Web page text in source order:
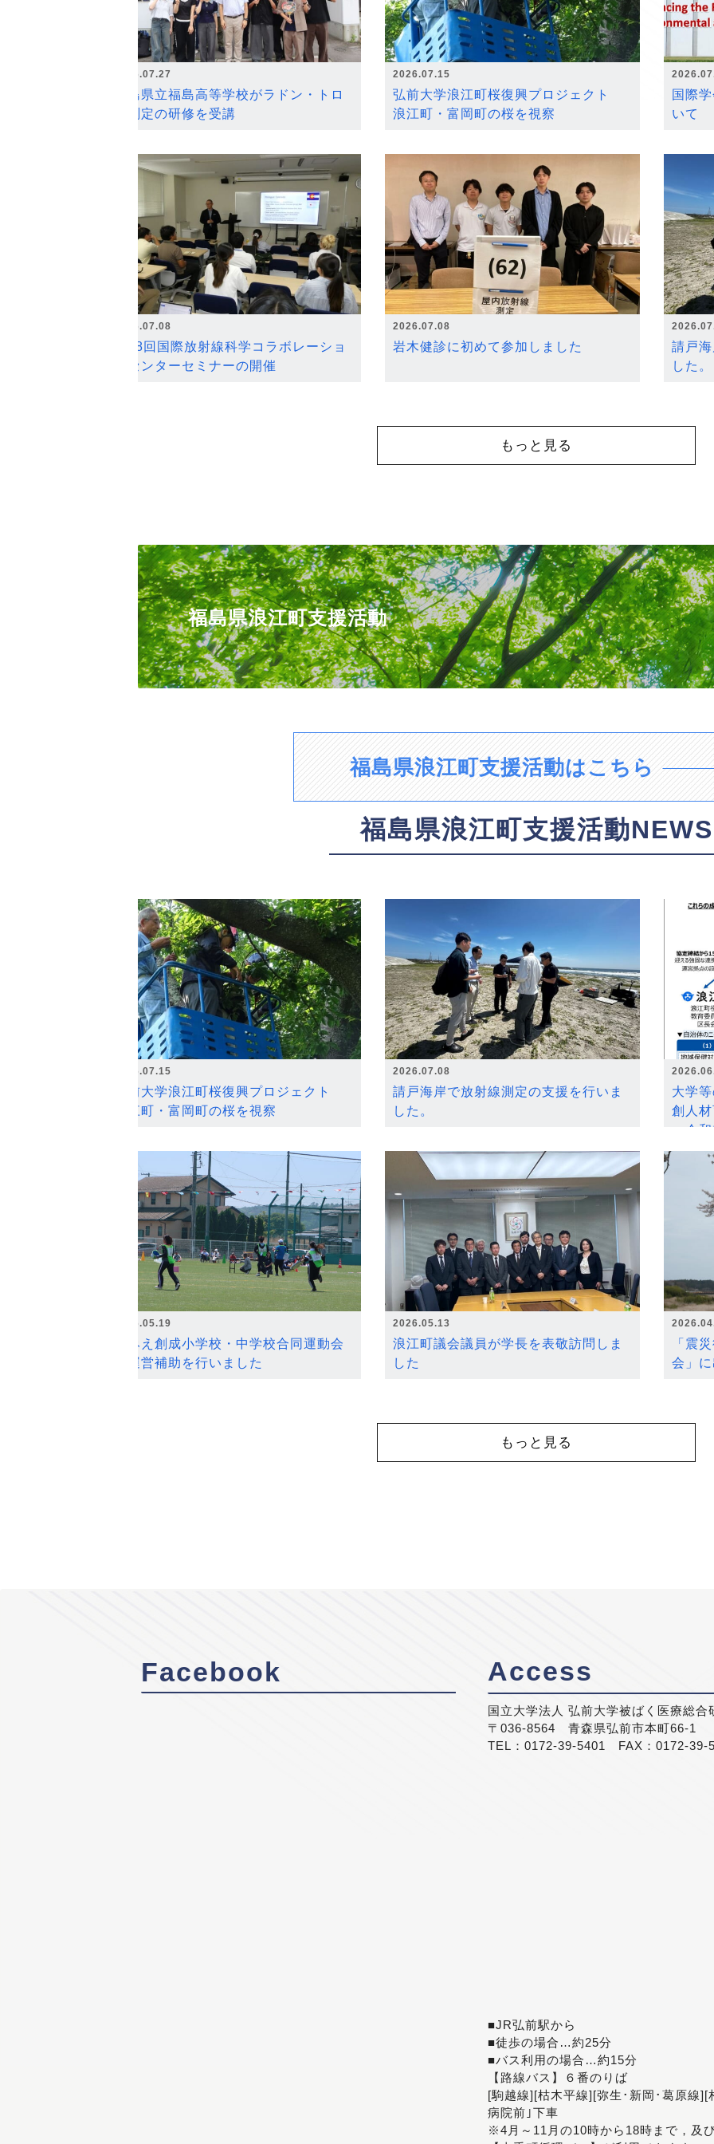
2026.07.27
福島県立福島高等学校がラドン・トロ
ン測定の研修を受講
2026.07.15
弘前大学浪江町桜復興プロジェクト
浪江町・富岡町の桜を視察
国際
いて
2026.07.08
第18回国際放射線科学コラボレーショ
ンセンターセミナーの開催
2026.07.08
岩木健診に初めて参加しました
請戸
した。
もっと見る
福島県浪江町支援活動
福島県浪江町支援活動はこちら
福島県浪江町支援活動NEWS
2026.07.15
弘前大学浪江町桜復興プロジェクト
浪江町・富岡町の桜を視察
2026.07.08
請戸海岸で放射線測定の支援を行いま
した。
大学
創人
～令
2026.05.19
なみえ創成小学校・中学校合同運動会
の運営補助を行いました
2026.05.13
浪江町議会議員が学長を表敬訪問しま
した
「震
会」
もっと見る
Facebook Access
国立大学法人 弘前大学被ばく医療総合
〒036-8564 青森県弘前市本町66-1
TEL：0172-39-5401 FAX：0172-39-
■JR弘前駅から
■徒歩の場合…約25分
■バス利用の場合…約15分
【路線バス】６番のりば
[駒越線][枯木平線][弥生･新岡･葛原線
病院前｣下車
※4月～11月の10時から18時まで，及